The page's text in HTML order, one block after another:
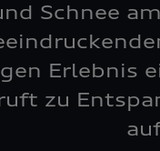
Schnee
Erlebnis
zu